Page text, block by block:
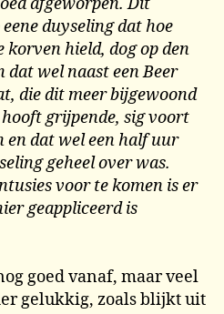
duyseling dat hoe
korven hield, dog op den
dat wel naast een Beer
die dit meer bijgewoond
grijpende, sig voort
en dat wel een half uur
geheel over was.
voor te komen is er
geappliceerd is
goed vanaf, maar veel
gelukkig, zoals blijkt uit